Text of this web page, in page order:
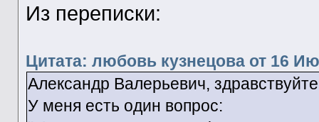
Из переписки:
Цитата: любовь кузнецова от 16
Александр Валерьевич,
У меня есть один вопрос: